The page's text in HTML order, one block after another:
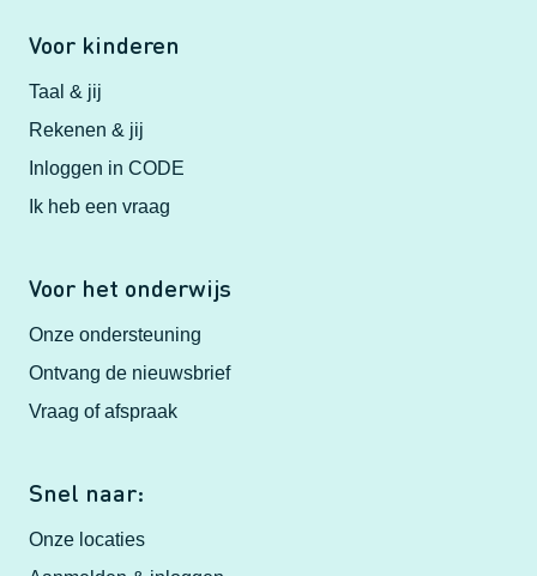
Voor kinderen
Taal & jij
Rekenen & jij
Inloggen in CODE
Ik heb een vraag
Voor het onderwijs
Onze ondersteuning
Ontvang de nieuwsbrief
Vraag of afspraak
Snel naar:
Onze locaties